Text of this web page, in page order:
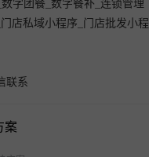
联系
案